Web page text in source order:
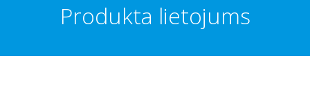
Produkta lietojums